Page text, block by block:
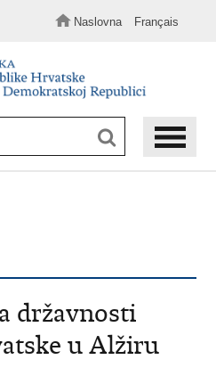
Naslovna Français
državnosti
u Alžiru